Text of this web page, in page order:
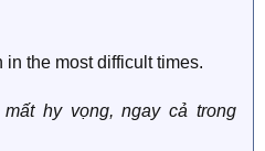
the most difficult times.
hy vọng, ngay cả trong